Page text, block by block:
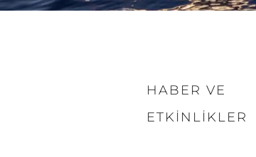
HABER VE
ETKINLIKLER